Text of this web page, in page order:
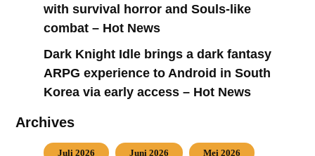
with survival horror and Souls-like
combat – Hot News
Dark Knight Idle brings a dark fantasy
ARPG experience to Android in South
Korea via early access – Hot News
Archives
Juli 2026 Juni 2026 Mei 2026